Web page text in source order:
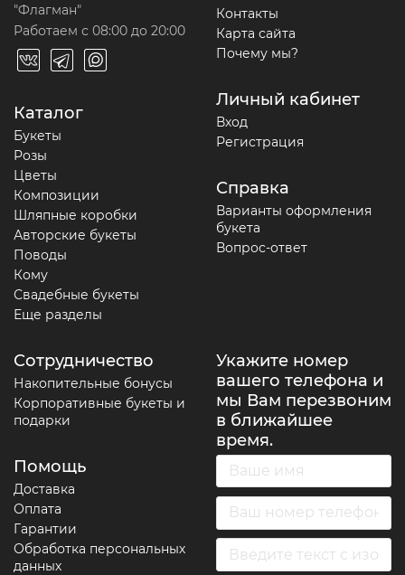
"Флагман"
Работаем с 08:00 до 20:00
Каталог
Букеты
Розы
Цветы
Композиции
Шляпные коробки
Авторские букеты
Поводы
Кому
Свадебные букеты
Еще разделы
Контакты
Карта сайта
Почему мы?
Личный кабинет
Вход
Регистрация
Справка
Варианты оформления
букета
Вопрос-ответ
Сотрудничество
Накопительные бонусы
Корпоративные букеты и
подарки
Помощь
Доставка
Оплата
Гарантии
Обработка персональных
данных
Укажите номер
вашего телефона и
мы Вам перезвоним
в ближайшее
время.